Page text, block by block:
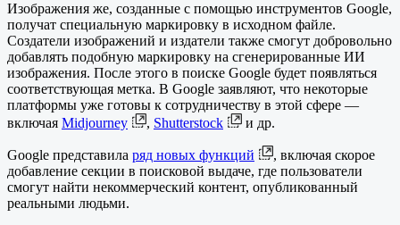
Изображения же, созданные с помощью инструментов Google,
получат специальную маркировку в исходном файле.
Создатели изображений и издатели также смогут добровольно
добавлять подобную маркировку на сгенерированные ИИ
изображения. После этого в поиске Google будет появляться
соответствующая метка. В Google заявляют, что некоторые
платформы уже готовы к сотрудничеству в этой сфере —
включая Midjourney , Shutterstock и др.
Google представила ряд новых функций
, включая скорое
добавление секции в поисковой выдаче, где пользователи
смогут найти некоммерческий контент, опубликованный
реальными людьми.